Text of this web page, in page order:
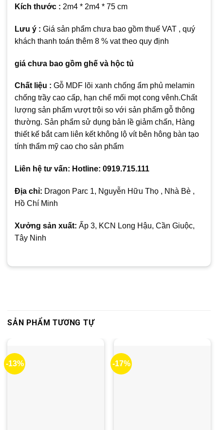
Kích thước : 2m4 * 2m4 * 75 cm
Lưu ý : Giá sản phẩm chưa bao gồm thuế VAT , quý
khách thanh toán thêm 8 % vat theo quy định
giá chưa bao gồm ghế và hộc tủ
Chất liệu : Gỗ MDF lõi xanh chống ẩm phủ melamin
chống trầy cao cấp, hạn chế mối mọt cong vênh.Chất
lượng sản phẩm vượt trội so với sản phẩm gỗ thông
thường. Sản phẩm sử dụng bản lề giảm chấn, Hàng
thiết kế bắt cam liên kết không lộ vít bên hông bàn tạo
tính thẩm mỹ cao cho sản phẩm
Liên hệ tư vấn: Hotline: 0919.715.111
Địa chỉ: Dragon Parc 1, Nguyễn Hữu Thọ , Nhà Bè ,
Hồ Chí Minh
Xưởng sản xuất: Ấp 3, KCN Long Hậu, Cần Giuộc,
Tây Ninh
SẢN PHẨM TƯƠNG TỰ
-13% -17%